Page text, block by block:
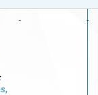
- -